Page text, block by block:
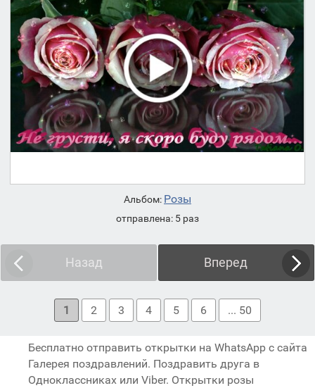
Альбом: Розы
отправлена: 5 раз
Назад Вперед
1 2 3 4 5 6 ... 50
Бесплатно отправить открытки на WhatsApp с сайта
Галерея поздравлений. Поздравить друга в
Одноклассниках или Viber. Открытки розы